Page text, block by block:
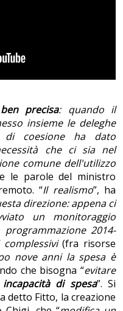
precisa: quando il
insieme le deleghe
coesione ha dato
che ci sia nel
comune dell'utilizzo
le parole del ministro
“Il realismo”, ha
direzione: appena ci
un monitoraggio
2014-
complessivi(fra risorse
nove anni la spesa è
che bisogna “evitare
di spesa”. Si
detto Fitto, la creazione